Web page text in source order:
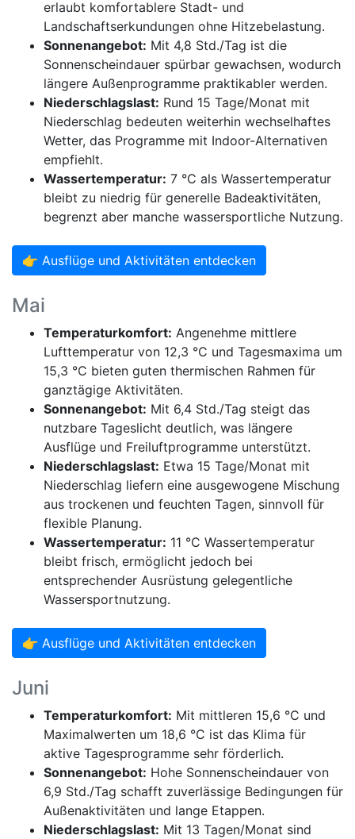
erlaubt komfortablere Stadt- und
Landschaftserkundungen ohne Hitzebelastung.
Sonnenangebot: Mit 4,8 Std./Tag ist die
Sonnenscheindauer spürbar gewachsen, wodurch
längere Außenprogramme praktikabler werden.
Niederschlagslast: Rund 15 Tage/Monat mit
Niederschlag bedeuten weiterhin wechselhaftes
Wetter, das Programme mit Indoor-Alternativen
empfiehlt.
Wassertemperatur: 7 °C als Wassertemperatur
bleibt zu niedrig für generelle Badeaktivitäten,
begrenzt aber manche wassersportliche Nutzung.
👉 Ausflüge und Aktivitäten entdecken
Mai
Temperaturkomfort: Angenehme mittlere
Lufttemperatur von 12,3 °C und Tagesmaxima um
15,3 °C bieten guten thermischen Rahmen für
ganztägige Aktivitäten.
Sonnenangebot: Mit 6,4 Std./Tag steigt das
nutzbare Tageslicht deutlich, was längere
Ausflüge und Freiluftprogramme unterstützt.
Niederschlagslast: Etwa 15 Tage/Monat mit
Niederschlag liefern eine ausgewogene Mischung
aus trockenen und feuchten Tagen, sinnvoll für
flexible Planung.
Wassertemperatur: 11 °C Wassertemperatur
bleibt frisch, ermöglicht jedoch bei
entsprechender Ausrüstung gelegentliche
Wassersportnutzung.
👉 Ausflüge und Aktivitäten entdecken
Juni
Temperaturkomfort: Mit mittleren 15,6 °C und
Maximalwerten um 18,6 °C ist das Klima für
aktive Tagesprogramme sehr förderlich.
Sonnenangebot: Hohe Sonnenscheindauer von
6,9 Std./Tag schafft zuverlässige Bedingungen für
Außenaktivitäten und lange Etappen.
Niederschlagslast: Mit 13 Tagen/Monat sind